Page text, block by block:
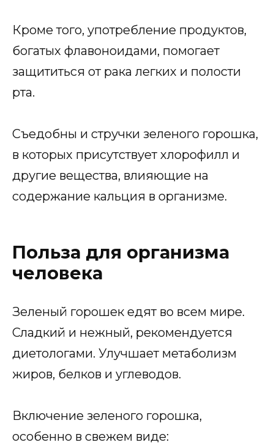
Кроме того, употребление продуктов,
богатых флавоноидами, помогает
защититься от рака легких и полости
рта.
Съедобны и стручки зеленого горошка,
в которых присутствует хлорофилл и
другие вещества, влияющие на
содержание кальция в организме.
Польза для организма
человека
Зеленый горошек едят во всем мире.
Сладкий и нежный, рекомендуется
диетологами. Улучшает метаболизм
жиров, белков и углеводов.
Включение зеленого горошка,
особенно в свежем виде: